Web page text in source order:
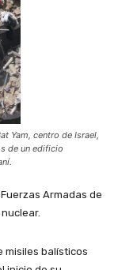
Yam, centro de Israel,
de un edificio
Armadas de
misiles balísticos